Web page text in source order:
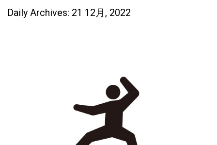
Daily Archives: 21 12月, 2022